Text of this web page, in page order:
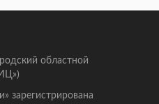
областной
зарегистрирована